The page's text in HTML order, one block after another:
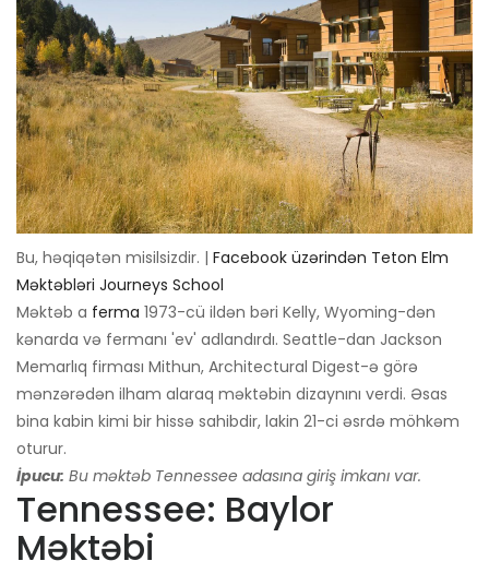
Bu, həqiqətən misilsizdir. | Facebook üzərindən Teton Elm
Məktəbləri Journeys School
Məktəb a ferma 1973-cü ildən bəri Kelly, Wyoming-dən
kənarda və fermanı 'ev' adlandırdı. Seattle-dan Jackson
Memarlıq firması Mithun, Architectural Digest-ə görə
mənzərədən ilham alaraq məktəbin dizaynını verdi. Əsas
bina kabin kimi bir hissə sahibdir, lakin 21-ci əsrdə möhkəm
oturur.
İpucu: Bu məktəb Tennessee adasına giriş imkanı var.
Tennessee: Baylor
Məktəbi